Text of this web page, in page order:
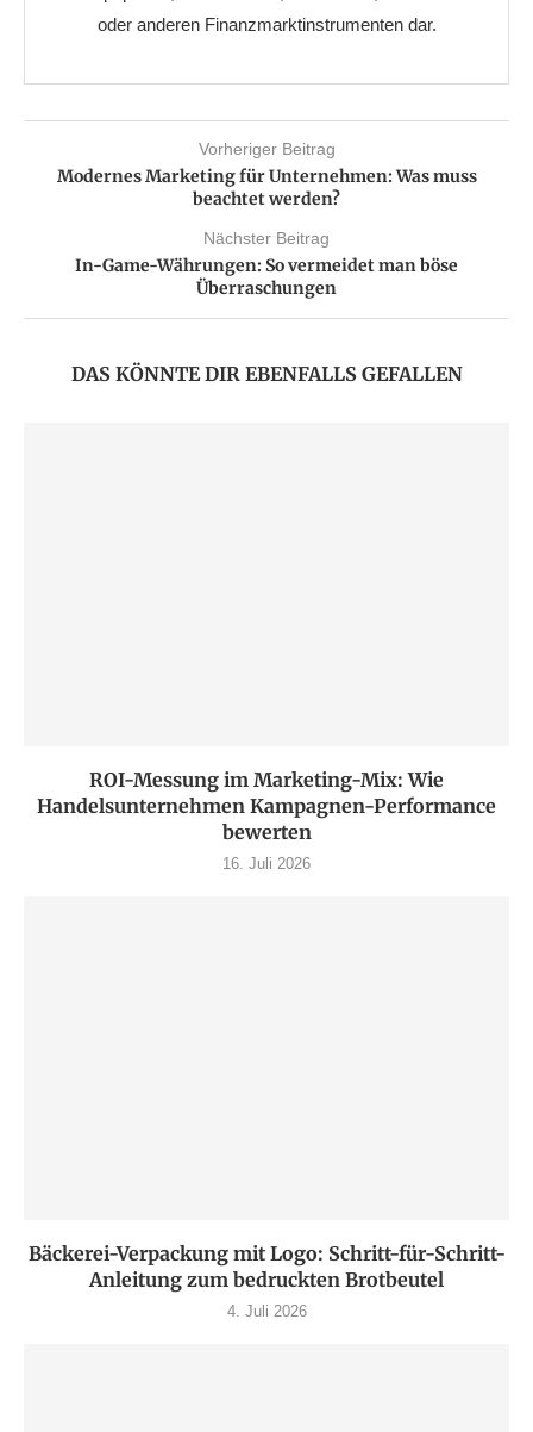
oder anderen Finanzmarktinstrumenten dar.
Vorheriger Beitrag
Modernes Marketing für Unternehmen: Was muss
beachtet werden?
Nächster Beitrag
In-Game-Währungen: So vermeidet man böse
Überraschungen
DAS KÖNNTE DIR EBENFALLS GEFALLEN
ROI-Messung im Marketing-Mix: Wie
Handelsunternehmen Kampagnen-Performance
bewerten
16. Juli 2026
Bäckerei-Verpackung mit Logo: Schritt-für-Schritt-
Anleitung zum bedruckten Brotbeutel
4. Juli 2026